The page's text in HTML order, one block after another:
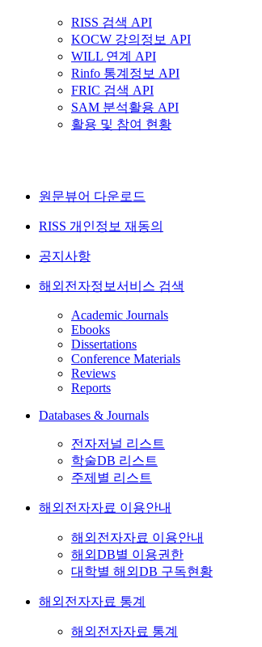
RISS 검색 API
KOCW 강의정보 API
WILL 연계 API
Rinfo 통계정보 API
FRIC 검색 API
SAM 분석활용 API
활용 및 참여 현황
원문뷰어 다운로드
RISS 개인정보 재동의
공지사항
해외전자정보서비스 검색
Academic Journals
Ebooks
Dissertations
Conference Materials
Reviews
Reports
Databases & Journals
전자저널 리스트
학술DB 리스트
주제별 리스트
해외전자자료 이용안내
해외전자자료 이용안내
해외DB별 이용권한
대학별 해외DB 구독현황
해외전자자료 통계
해외전자자료 통계